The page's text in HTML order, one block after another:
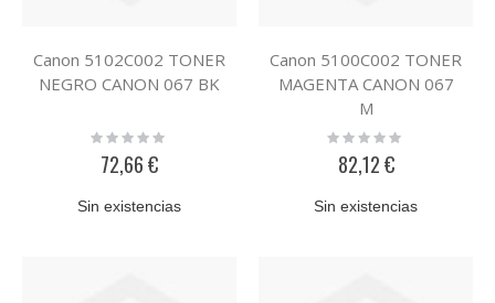
Canon 5102C002 TONER
NEGRO CANON 067 BK
Rating:
72,66 €
Sin existencias
Canon 5100C002 TONER
MAGENTA CANON 067
M
Rating:
82,12 €
Sin existencias